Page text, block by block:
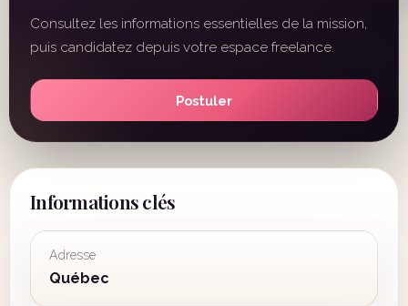
Consultez les informations essentielles de la mission,
puis candidatez depuis votre espace freelance.
Postuler
Informations clés
Adresse
Québec